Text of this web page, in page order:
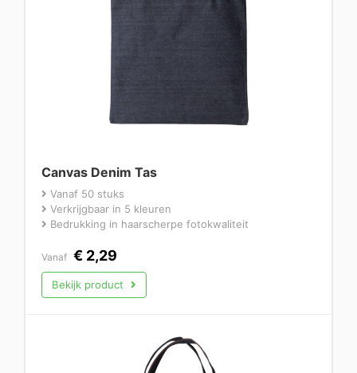
Canvas Denim Tas
Vanaf 50 stuks
Verkrijgbaar in 5 kleuren
Bedrukking in haarscherpe fotokwaliteit
Vanaf € 2,29
Bekijk product